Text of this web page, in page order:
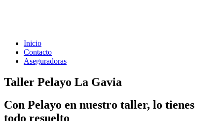
Inicio
Contacto
Aseguradoras
Taller Pelayo La Gavia
Con Pelayo en nuestro taller, lo tienes
todo resuelto